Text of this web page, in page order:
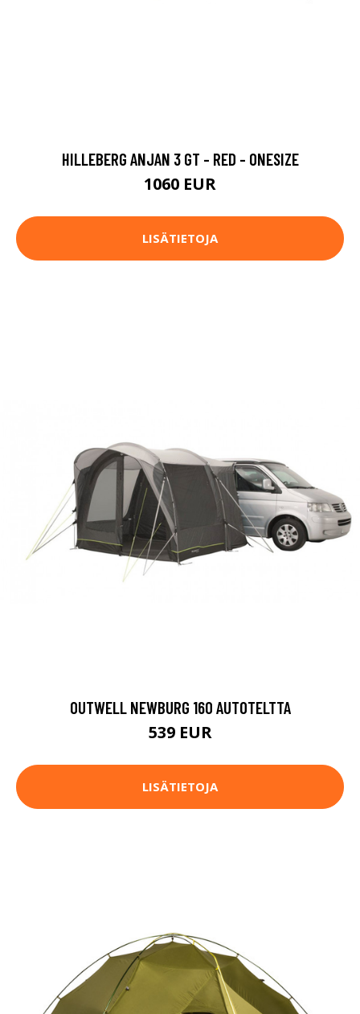
HILLEBERG ANJAN 3 GT - RED - ONESIZE
1060 EUR
LISÄTIETOJA
OUTWELL NEWBURG 160 AUTOTELTTA
539 EUR
LISÄTIETOJA